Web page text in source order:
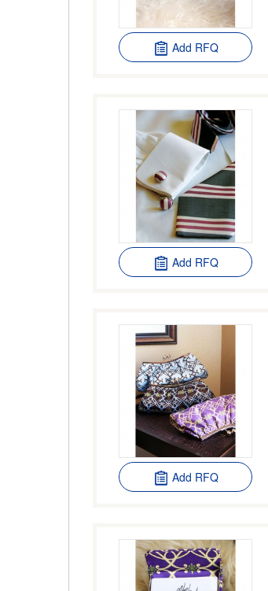
Add RFQ
Add RFQ
Add RFQ